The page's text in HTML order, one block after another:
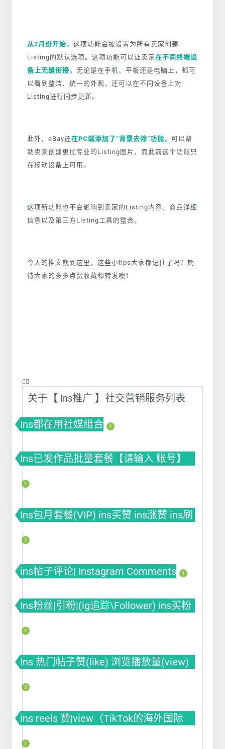
从2月份开始， 这项功能会被设置为所有卖家创建
Listing的默认选项。这项功能可以让卖家在不同终端设
备上无缝衔接， 无论是在手机、平板还是电脑上，都可
以看到整洁、统一的外观，还可以在不同设备上对
Listing进行同步更新。
此外，eBay还在PC端添加了“背景去除”功能， 可以帮
助卖家创建更加专业的Listing图片，而此前这个功能只
在移动设备上可用。
这项新功能也不会影响到卖家的Listing内容、商品详细
信息以及第三方Listing工具的整合。
今天的推文就到这里，这些小tips大家都记住了吗？期
待大家的多多点赞收藏和转发噢！
❤️‍🔥
关于【 Ins推广 】社交营销服务列表
Ins都在用社媒组合 1
Ins已发作品批量套餐【请输入 账号】
套餐(VIP) ins买赞 ins涨赞 ins刷赞
1
Ins包月套餐(VIP) ins买赞 ins涨赞 ins刷
赞
1
ins帖子评论| Instagram Comments 1
Ins粉丝|引粉|(ig追踪\Follower) ins买粉
1
Ins 热门帖子赞(like) 浏览播放量(view)
曝光(impression)
2
ins reels 赞|view（TikTok的海外国际
版）
1